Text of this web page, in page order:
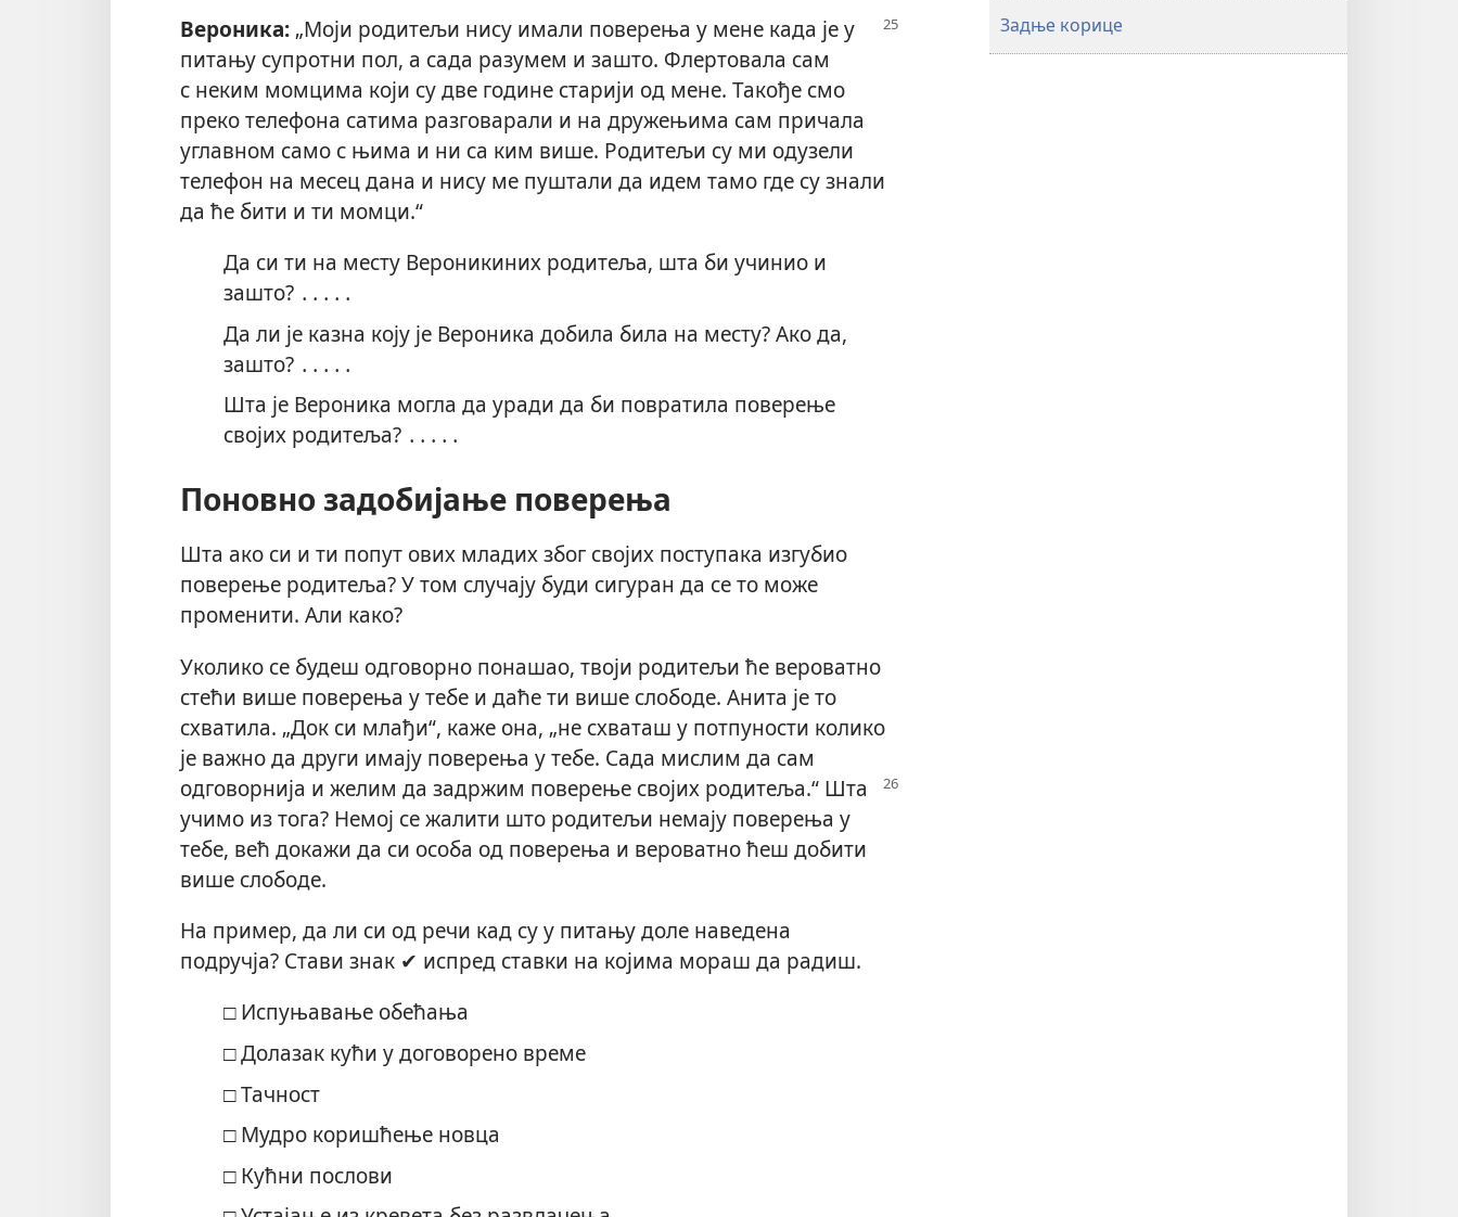
Вероника: „Моји родитељи нису имали поверења у мене када је у
питању супротни пол, а сада разумем и зашто. Флертовала сам
с неким момцима који су две године старији од мене. Такође смо
преко телефона сатима разговарали и на дружењима сам причала
углавном само с њима и ни са ким више. Родитељи су ми одузели
телефон на месец дана и нису ме пуштали да идем тамо где су знали
да ће бити и ти момци.“
Да си ти на месту Вероникиних родитеља, шта би учинио и
зашто? ․․․․․
Да ли је казна коју је Вероника добила била на месту? Ако да,
зашто? ․․․․․
Шта је Вероника могла да уради да би повратила поверење
својих родитеља? ․․․․․
Поновно задобијање поверења
Шта ако си и ти попут ових младих због својих поступака изгубио
поверење родитеља? У том случају буди сигуран да се то може
променити. Али како?
Уколико се будеш одговорно понашао, твоји родитељи ће вероватно
стећи више поверења у тебе и даће ти више слободе. Анита је то
схватила. „Док си млађи“, каже она, „не схваташ у потпуности колико
је важно да други имају поверења у тебе. Сада мислим да сам
одговорнија и желим да задржим поверење својих родитеља.“ Шта
учимо из тога? Немој се жалити што родитељи немају поверења у
тебе, већ докажи да си особа од поверења и вероватно ћеш добити
више слободе.
На пример, да ли си од речи кад су у питању доле наведена
подручја? Стави знак ✔ испред ставки на којима мораш да радиш.
□ Испуњавање обећања
□ Долазак кући у договорено време
□ Тачност
□ Мудро коришћење новца
□ Кућни послови
Задње корице